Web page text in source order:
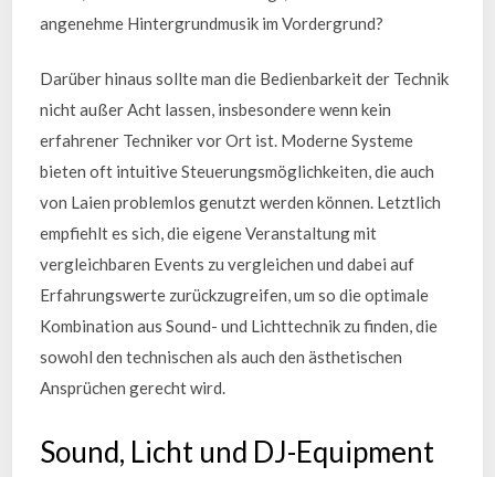
angenehme Hintergrundmusik im Vordergrund?
Darüber hinaus sollte man die Bedienbarkeit der Technik
nicht außer Acht lassen, insbesondere wenn kein
erfahrener Techniker vor Ort ist. Moderne Systeme
bieten oft intuitive Steuerungsmöglichkeiten, die auch
von Laien problemlos genutzt werden können. Letztlich
empfiehlt es sich, die eigene Veranstaltung mit
vergleichbaren Events zu vergleichen und dabei auf
Erfahrungswerte zurückzugreifen, um so die optimale
Kombination aus Sound- und Lichttechnik zu finden, die
sowohl den technischen als auch den ästhetischen
Ansprüchen gerecht wird.
Sound, Licht und DJ-Equipment